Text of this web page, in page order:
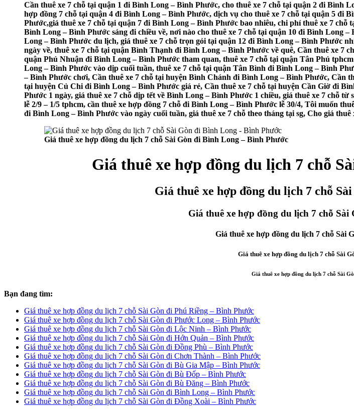
Cần thuê xe 7 chỗ tại quận 1 đi Bình Long – Bình Phước, cho thuê xe 7 chỗ tại quận 2 đi Bình
hợp đồng 7 chỗ tại quận 4 đi Bình Long – Bình Phước, dịch vụ cho thuê xe 7 chỗ tại quận 5 đi
Phước,giá thuê xe 7 chỗ tại quận 7 đi Bình Long – Bình Phước bao nhiêu, chi phí thuê xe 7
Bình Long – Bình Phước sáng đi chiều về, nơi nào cho thuê xe 7 chỗ tại quận 10 đi Bình Long
Long – Bình Phước du lịch, giá thuê xe 7 chỗ trọn gói tại quận 12 đi Bình Long – Bình Phước
ngày về, thuê xe 7 chỗ tại quận Bình Thạnh đi Bình Long – Bình Phước về quê, Cần thuê xe 7
quận Phú Nhuận đi Bình Long – Bình Phước tham quan, thuê xe 7 chỗ tại quận Tân Phú
Long – Bình Phước vào dịp cuối tuần, thuê xe 7 chỗ tại quận Tân Bình đi Bình Long – Bình
– Bình Phước chơi, Cần thuê xe 7 chỗ tại huyện Bình Chánh đi Bình Long – Bình Phước, Cần
tại huyện Củ Chi đi Bình Long – Bình Phước giá rẻ, Cần thuê xe 7 chỗ tại huyện Cần Giờ đi
Phước 1 ngày, giá thuê xe 7 chỗ dịp tết về Bình Long – Bình Phước 1 chiều, giá thuê xe 7 chỗ
lễ 2/9 – 1/5 tphcm, cần thuê xe hợp đồng 7 chỗ đi Bình Long – Bình Phước lễ 30/4, Tôi muốn
đi Bình Long – Bình Phước vào ngày cuối tuần, giá thuê xe 7 chỗ theo tháng tại sg, Cho giá
Giá thuê xe hợp đồng du lịch 7 chỗ Sài Gòn đi Bình Long – Bình Phước
Giá thuê xe hợp đồng du lịch 7 chỗ
Giá thuê xe hợp đồng du lịch 7 chỗ
Giá thuê xe hợp đồng du lịch 7 chỗ
Giá thuê xe hợp đồng du lịch 7 chỗ Sài
Giá thuê xe hợp đồng du lịch 7 chỗ Sài
Giá thuê xe hợp đồng du lịch 7 chỗ Sài
Bạn đang tìm:
Giá thuê xe hợp đồng du lịch 7 chỗ Sài Gòn đi Phú Riềng – Bình Phước
Giá thuê xe hợp đồng du lịch 7 chỗ Sài Gòn đi Phước Long – Bình Phước
Giá thuê xe hợp đồng du lịch 7 chỗ Sài Gòn đi Lộc Ninh – Bình Phước
Giá thuê xe hợp đồng du lịch 7 chỗ Sài Gòn đi Hớn Quản – Bình Phước
Giá thuê xe hợp đồng du lịch 7 chỗ Sài Gòn đi Đồng Phù – Bình Phước
Giá thuê xe hợp đồng du lịch 7 chỗ Sài Gòn đi Chơn Thành – Bình Phước
Giá thuê xe hợp đồng du lịch 7 chỗ Sài Gòn đi Bù Gia Mập – Bình Phước
Giá thuê xe hợp đồng du lịch 7 chỗ Sài Gòn đi Bù Đốp – Bình Phước
Giá thuê xe hợp đồng du lịch 7 chỗ Sài Gòn đi Bù Đăng – Bình Phước
Giá thuê xe hợp đồng du lịch 7 chỗ Sài Gòn đi Bình Long – Bình Phước
Giá thuê xe hợp đồng du lịch 7 chỗ Sài Gòn đi Đồng Xoài – Bình Phước